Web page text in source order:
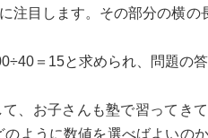
注目します。その部分の横の
＝15と求められ、問題の
、お子さんも塾で習ってき
ように数値を選べばよいの